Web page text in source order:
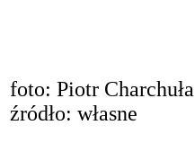
foto: Piotr Charchuła
źródło: własne